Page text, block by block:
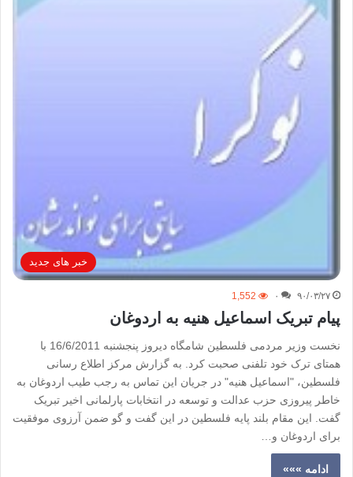
خبر های جدید
۹۰/۰۳/۲۷ ۰ 1,552
پیام تبریک اسماعیل هنیه به اردوغان
نخست وزیر مردمی فلسطین شامگاه دیروز پنجشنبه 16/6/2011 با
همتای ترک خود تلفنی صحبت کرد. به گزارش مرکز اطلاع رسانی
فلسطین، "اسماعیل هنیه" در جریان این تماس به رجب طیب اردوغان به
خاطر پیروزی حزب عدالت و توسعه در انتخابات پارلمانی اخیر تبریک
گفت. این مقام بلند پایه فلسطین در این گفت و گو ضمن آرزوی موفقیت
برای اردوغان و…
ادامه »»»